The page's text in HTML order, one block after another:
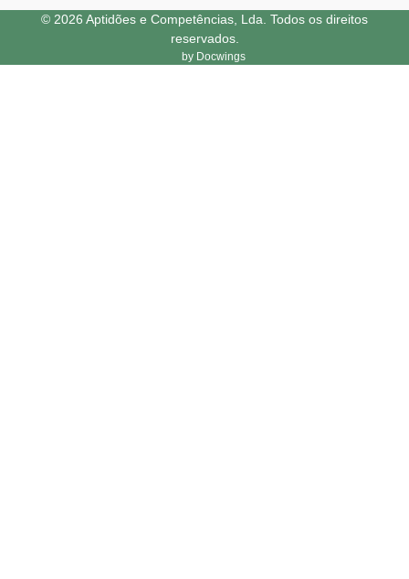
© 2026 Aptidões e Competências, Lda. Todos os direitos
reservados.
by Docwings